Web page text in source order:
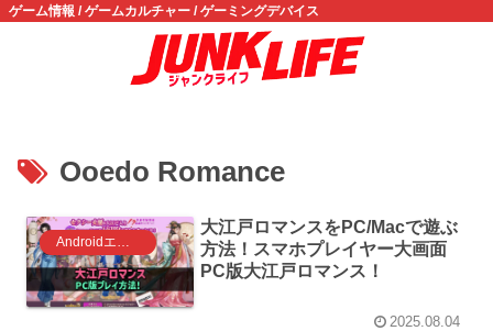
ゲーム情報 / ゲームカルチャー / ゲーミングデバイス
Ooedo Romance
Androidエミュレータ ゲーム
大江戸ロマンスをPC/Macで遊ぶ
方法！スマホプレイヤー大画面
PC版大江戸ロマンス！
2025.08.04